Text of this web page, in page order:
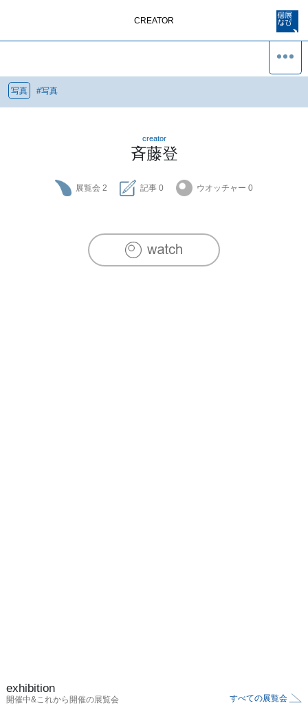
CREATOR
写真 #写真
creator
斉藤登
展覧会 2 記事 0 ウオッチャー 0
exhibition
開催中&これから開催の展覧会 すべての展覧会